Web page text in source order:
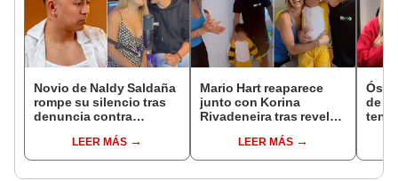
Novio de Naldy Saldaña
rompe su silencio tras
denuncia contra
Luz: "Tiene todo mi
apoyo"
LEER MÁS
Mario Hart reaparece
junto con Korina
Rivadeneira tras revelar
separación: "Que
siempre seas feliz"
LEER MÁS
de